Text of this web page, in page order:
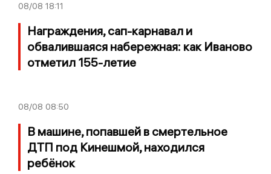
08/08 18:11
Награждения, сап-карнавал и
обвалившаяся набережная: как Иваново
отметил 155-летие
08/08 08:50
В машине, попавшей в смертельное
ДТП под Кинешмой, находился
ребёнок